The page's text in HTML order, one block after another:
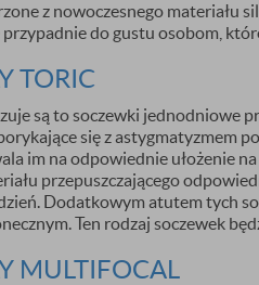
z nowoczesnego materiału
do gustu osobom,
TORIC
są to soczewki jednodniowe
się z astygmatyzmem
im na odpowiednie ułożenie
przepuszczającego
Dodatkowym atutem tych
Ten rodzaj soczewek
MULTIFOCAL
informacji handlowej drogą
promocją oraz produktów z